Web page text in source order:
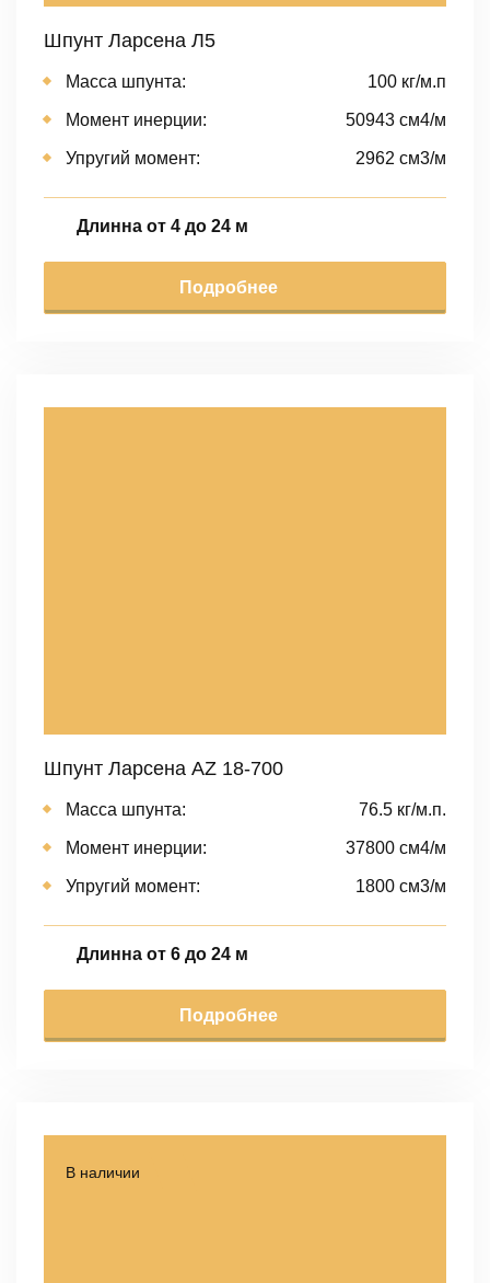
Шпунт Ларсена Л5
Масса шпунта: 100 кг/м.п
Момент инерции: 50943 cм4/м
Упругий момент: 2962 cм3/м
Длинна от 4 до 24 м
Подробнее
Шпунт Ларсена AZ 18-700
Масса шпунта: 76.5 кг/м.п.
Момент инерции: 37800 cм4/м
Упругий момент: 1800 cм3/м
Длинна от 6 до 24 м
Подробнее
В наличии